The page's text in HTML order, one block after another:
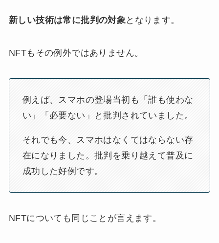
新しい技術は常に批判の対象 となります。
NFTもその例外ではありません。
例えば、スマホの登場当初も「誰も使わな
い」「必要ない」と批判されていました。
それでも今、スマホはなくてはならない存
在になりました。批判を乗り越えて普及に
成功した好例です。
NFTについても同じことが言えます。